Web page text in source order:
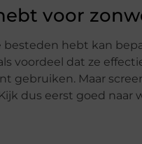
voor
hebt kan
voordeel dat ze
gebruiken. Maar
dus eerst goed naar